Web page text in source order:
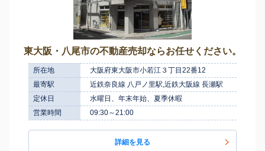
東大阪・八尾市の不動産売却ならお任せください。
所在地
大阪府東大阪市小若江３丁目22番12
最寄駅
近鉄奈良線 八戸ノ里駅,近鉄大阪線 長瀬駅
定休日
水曜日、年末年始、夏季休暇
営業時間
09:30～21:00
詳細を見る